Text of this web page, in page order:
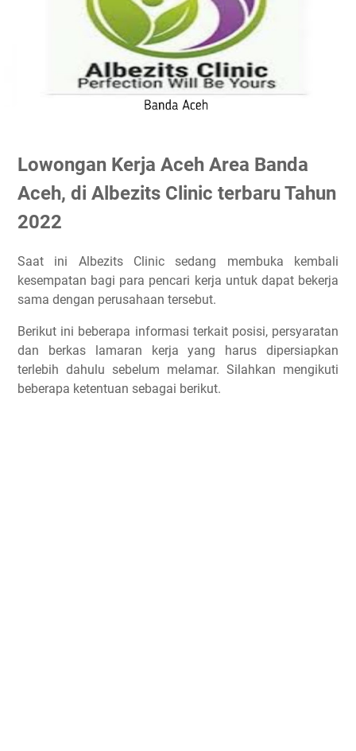
Lowongan Kerja Aceh Area Banda
Aceh, di Albezits Clinic terbaru Tahun
2022
Saat ini Albezits Clinic sedang membuka kembali
kesempatan bagi para pencari kerja untuk dapat bekerja
sama dengan perusahaan tersebut.
Berikut ini beberapa informasi terkait posisi, persyaratan
dan berkas lamaran kerja yang harus dipersiapkan
terlebih dahulu sebelum melamar. Silahkan mengikuti
beberapa ketentuan sebagai berikut.